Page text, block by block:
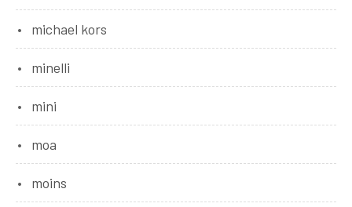
michael kors
minelli
mini
moa
moins